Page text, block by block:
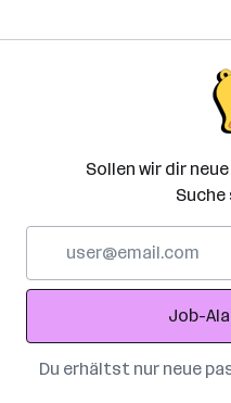
Sollen wir dir
Adresse
Job-
Du erhältst nur neue